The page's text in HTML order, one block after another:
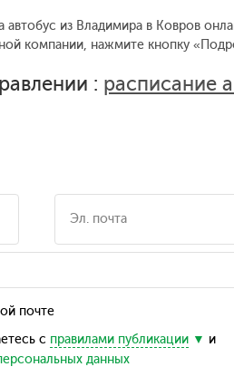
из Владимира в Ковров
компании, нажмите кнопку
: расписание
почте
с правилами публикации
и
данных